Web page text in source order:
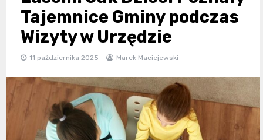
Tajemnice Gminy podczas
Wizyty w Urzędzie
11 października 2025 Marek Maciejewski